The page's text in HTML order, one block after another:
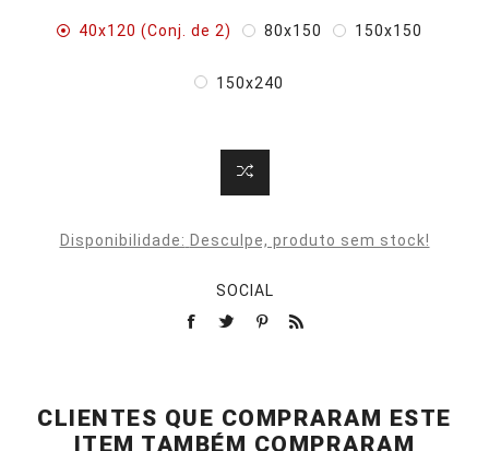
40x120 (Conj. de 2) 80x150 150x150
150x240
Disponibilidade: Desculpe, produto sem stock!
SOCIAL
CLIENTES QUE COMPRARAM ESTE
ITEM TAMBÉM COMPRARAM